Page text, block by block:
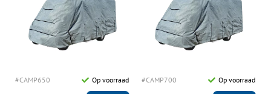
#CAMP650 Op voorraad #CAMP700 Op voorraad